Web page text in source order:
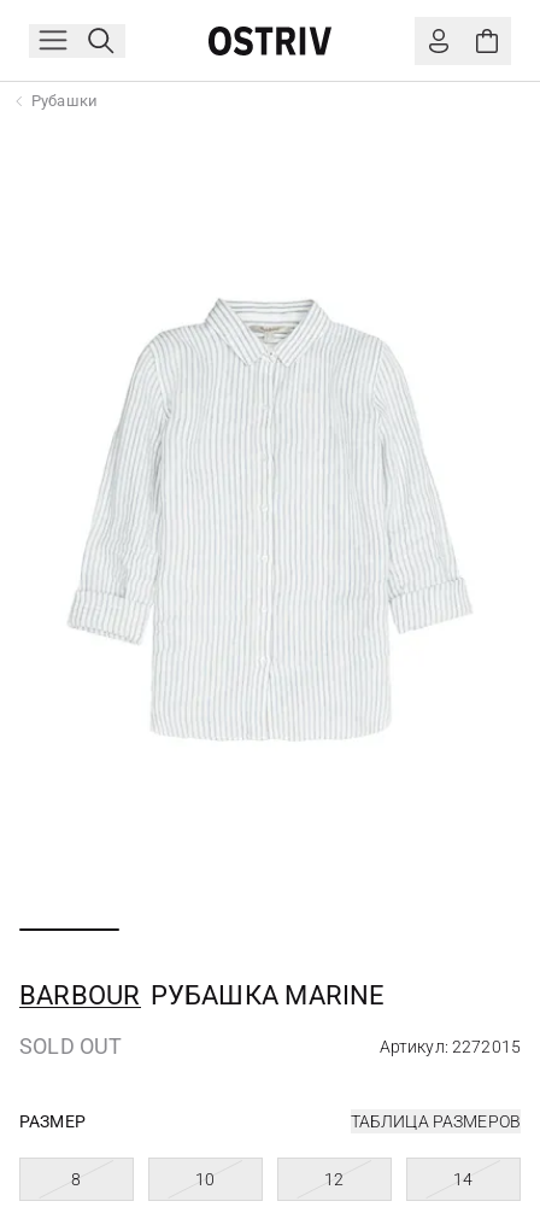
Рубашки
BARBOUR РУБАШКА MARINE
SOLD OUT Артикул: 2272015
РАЗМЕР ТАБЛИЦА РАЗМЕРОВ
8 10 12 14